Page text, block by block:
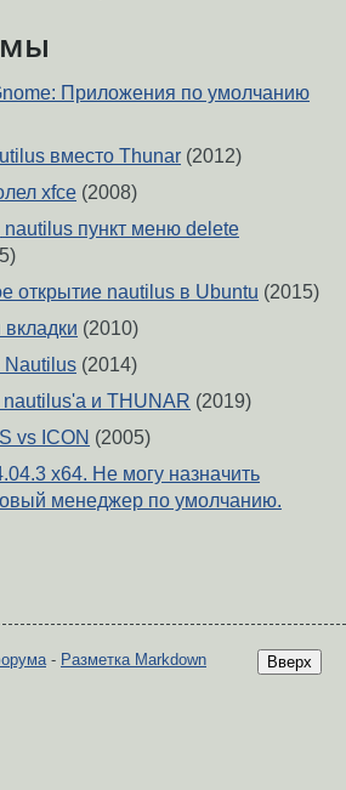
Приложения по умолчанию
вместо Thunar (2012)
xfce (2008)
nautilus пункт меню delete
открытие nautilus в Ubuntu (2015)
(2010)
Nautilus (2014)
nautilus'а и THUNAR (2019)
vs ICON (2005)
x64. Не могу назначить
менеджер по умолчанию.
Вверх
- Разметка Markdown